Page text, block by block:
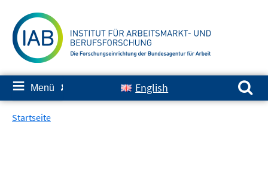
zum
Inhalt
≡ Menü ✘ English
Suchen nach:
Startseite